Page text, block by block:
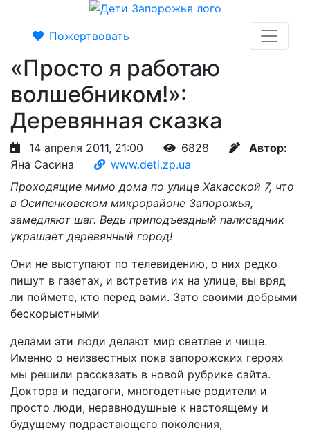
Пожертвовать
«Просто я работаю
волшебником!»:
Деревянная сказка
14 апреля 2011, 21:00 6828
Автор:
Яна Сасина
www.deti.zp.ua
Проходящие мимо дома по улице Хакасской 7, что
в Осипенковском микрорайоне Запорожья,
замедляют шаг. Ведь приподъездный палисадник
украшает деревянный город!
Они не выступают по телевидению, о них редко
пишут в газетах, и встретив их на улице, вы вряд
ли поймете, кто перед вами. Зато своими добрыми
бескорыстными
делами эти люди делают мир светлее и чище.
Именно о неизвестных пока запорожских героях
мы решили рассказать в новой рубрике сайта.
Доктора и педагоги, многодетные родители и
просто люди, неравнодушные к настоящему и
будущему подрастающего поколения,